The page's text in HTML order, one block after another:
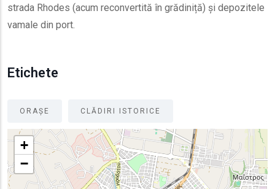
strada Rhodes (acum reconvertită în grădiniță) și depozitele
vamale din port.
Etichete
ORAȘE CLĂDIRI ISTORICE
+
−